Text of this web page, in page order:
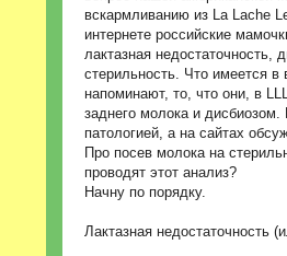
вскармливанию из La Lache
интернете российские
лактазная недостаточность,
стерильность. Что имеется
напоминают, то, что они, в
заднего молока и
патологией, а на сайтах
Про посев молока на
проводят этот анализ?
Начну по порядку.
Лактазная недостаточность